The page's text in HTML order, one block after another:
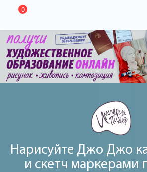
0
Нарисуйте Джо Джо
и скетч маркерами